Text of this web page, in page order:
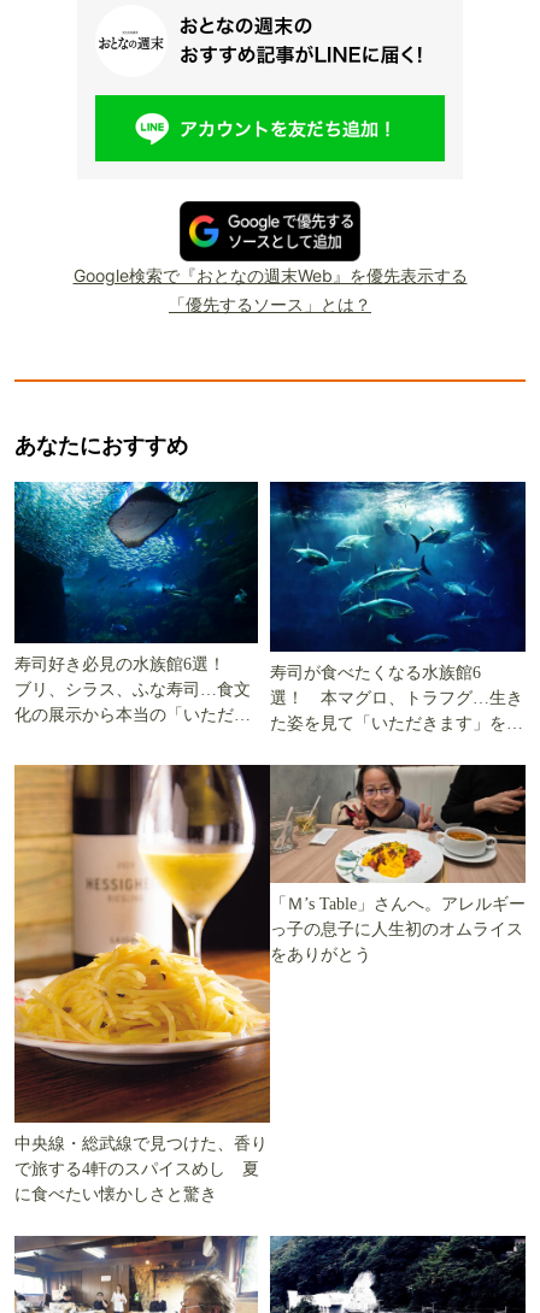
Google検索で『おとなの週末Web』を優先表示する
「優先するソース」とは？
あなたにおすすめ
寿司好き必見の水族館6選！
ブリ、シラス、ふな寿司…食文
化の展示から本当の「いただき
寿司が食べたくなる水族館6
選！ 本マグロ、トラフグ…生き
た姿を見て「いただきます」を考
中央線・総武線で見つけた、香り
で旅する4軒のスパイスめし 夏
に食べたい懐かしさと驚き
「Ｍ’s Table」さんへ。アレルギー
っ子の息子に人生初のオムライス
をありがとう